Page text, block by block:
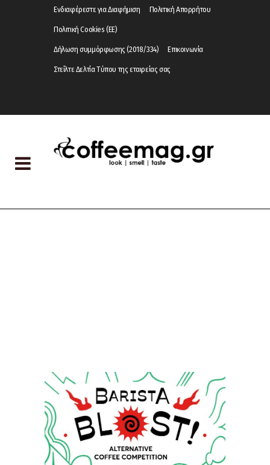
Ενδιαφέρεστε για Διαφήμιση Πολιτική Απορρήτου
Πολιτική Cookies (ΕΕ)
Δήλωση συμμόρφωσης (2018/334) Επικοινωνία
Στείλτε Δελτία Τύπου της εταιρείας σας